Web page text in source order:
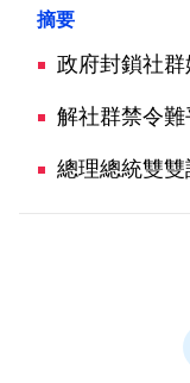
政府封鎖社
解社群禁令
總理總統雙